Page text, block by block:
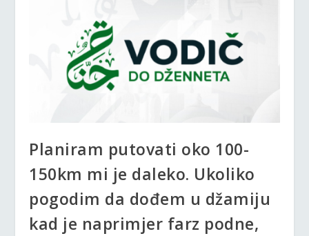
Planiram putovati oko 100-
150km mi je daleko. Ukoliko
pogodim da dođem u džamiju
kad je naprimjer farz podne,